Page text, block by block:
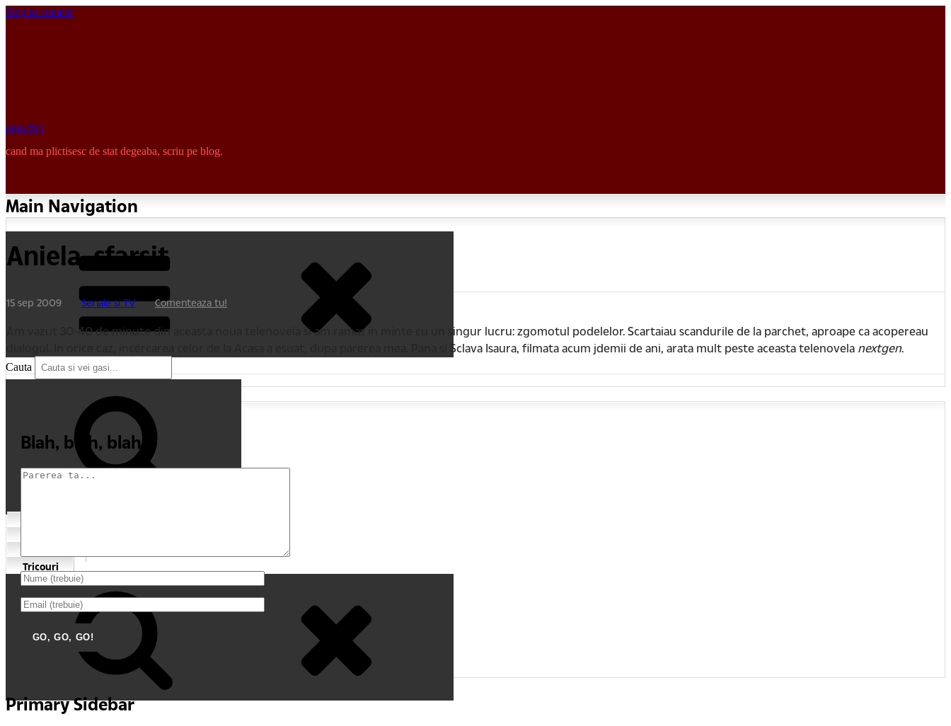
Skip to content
pinkISH
cand ma plictisesc de stat degeaba, scriu pe blog.
Main Navigation
Cauta
Tricouri
Aniela, sfarsit
15 sep 2009 Seriale si TV Comenteaza tu!
Am vazut 30-40 de minute din aceasta noua telenovela si am ramas in minte cu un singur lucru: zgomotul podelelor. Scartaiau scandurile de la parchet, aproape ca acopereau
dialogul. In orice caz, incercarea celor de la Acasa a esuat, dupa parerea mea. Pana si Sclava Isaura, filmata acum jdemii de ani, arata mult peste aceasta telenovela nextgen.
Blah, blah, blah
Primary Sidebar